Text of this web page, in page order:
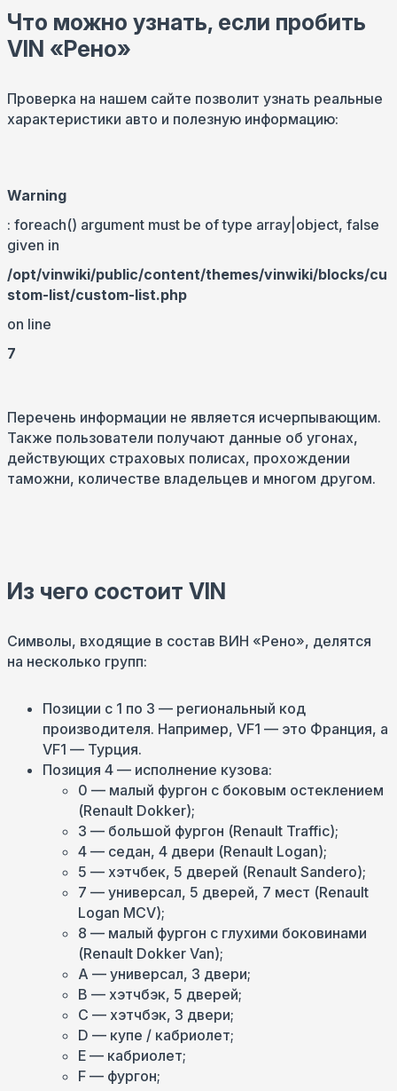
Что можно узнать, если пробить
VIN «Рено»
Проверка на нашем сайте позволит узнать реальные
характеристики авто и полезную информацию:
Warning
: foreach() argument must be of type array|object, false
given in
/opt/vinwiki/public/content/themes/vinwiki/blocks/cu
stom-list/custom-list.php
on line
7
Перечень информации не является исчерпывающим.
Также пользователи получают данные об угонах,
действующих страховых полисах, прохождении
таможни, количестве владельцев и многом другом.
Из чего состоит VIN
Символы, входящие в состав ВИН «Рено», делятся
на несколько групп:
Позиции с 1 по 3 — региональный код
производителя. Например, VF1 — это Франция, а
VF1 — Турция.
Позиция 4 — исполнение кузова:
0 — малый фургон с боковым остеклением
(Renault Dokker);
3 — большой фургон (Renault Traffic);
4 — седан, 4 двери (Renault Logan);
5 — хэтчбек, 5 дверей (Renault Sandero);
7 — универсал, 5 дверей, 7 мест (Renault
Logan MCV);
8 — малый фургон с глухими боковинами
(Renault Dokker Van);
А — универсал, 3 двери;
B — хэтчбэк, 5 дверей;
С — хэтчбэк, 3 двери;
D — купе / кабриолет;
Е — кабриолет;
F — фургон;